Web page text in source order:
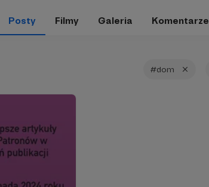
Posty Filmy Galeria Komentarze
#dom